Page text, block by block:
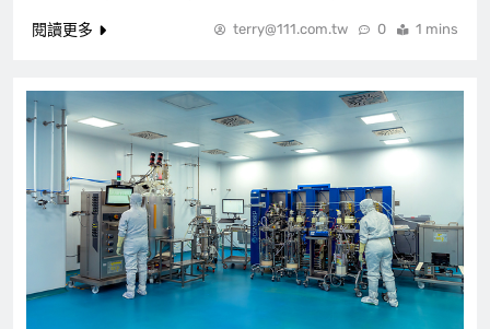
8
閱讀更多
terry@111.com.tw 0 1 mins